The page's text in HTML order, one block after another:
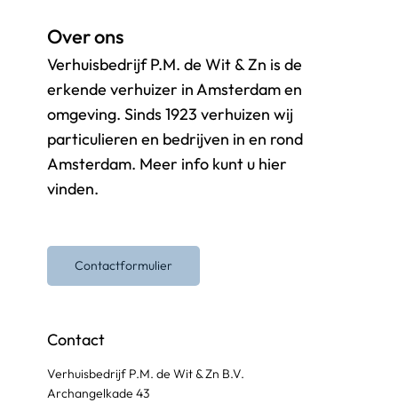
Contact
Verhuisbedrijf P.M. de Wit & Zn B.V.
Archangelkade 43
Over ons
Verhuisbedrijf P.M. de Wit & Zn is de
erkende verhuizer in Amsterdam en
omgeving. Sinds 1923 verhuizen wij
particulieren en bedrijven in en rond
Amsterdam. Meer info kunt u hier
vinden.
Contactformulier